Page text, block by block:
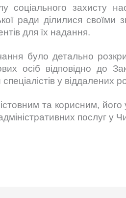
соціального захисту
ради ділилися
для їх надання.
було детально
осіб відповідно до
спеціалістів у віддалених
та корисним, його
послуг у